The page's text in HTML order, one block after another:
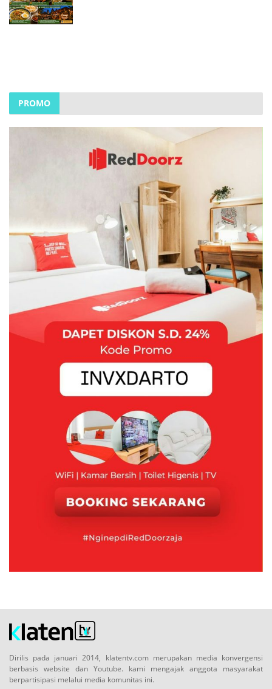
PROMO
Dirilis pada januari 2014, klatentv.com merupakan media konvergensi
berbasis website dan Youtube. kami mengajak anggota masyarakat
berpartisipasi melalui media komunitas ini.